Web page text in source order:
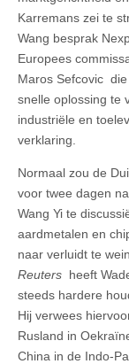
Karremans zei te
Wang besprak
Europees
Maros Sefcovic
snelle oplossing te
industriële en
verklaring.
Normaal zou de
voor twee dagen
Wang Yi te
aardmetalen en
naar verluidt te
Reuters heeft
steeds hardere
Hij verwees
Rusland in
China in de Indo-